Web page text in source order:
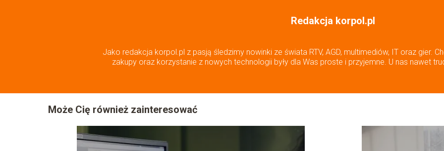
Redakcja korpol.pl
Jako redakcja korpol.pl z pasją śledzimy nowinki ze świata RTV, AGD, multimediów, IT oraz gier.
zakupy oraz korzystanie z nowych technologii były dla Was proste i przyjemne. U nas nawet
Może Cię również zainteresować